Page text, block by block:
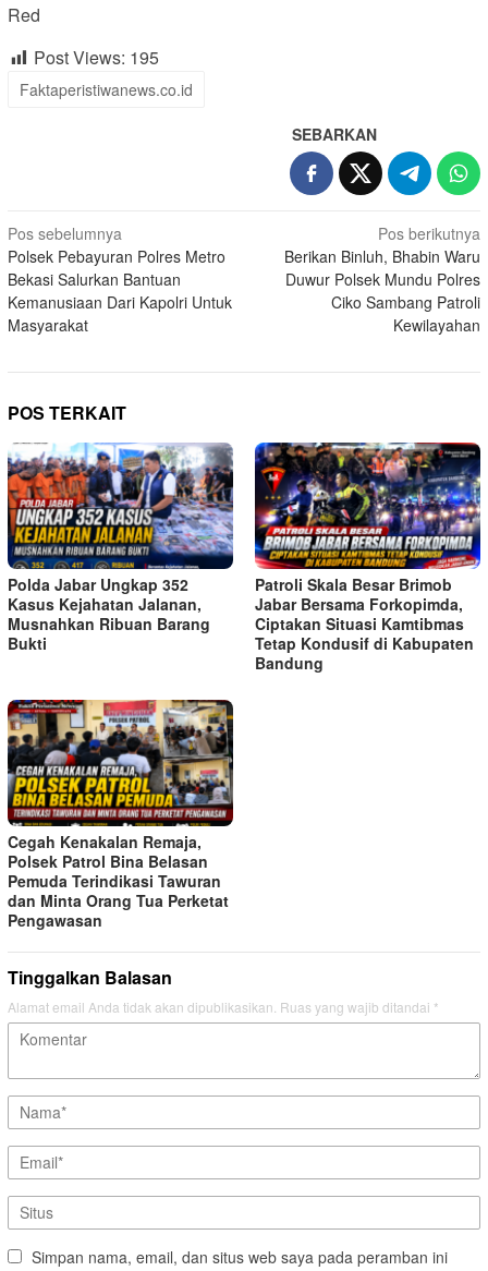
Red
Post Views: 195
Faktaperistiwanews.co.id
SEBARKAN
Navigasi
pos
Pos sebelumnya
Polsek Pebayuran Polres Metro
Bekasi Salurkan Bantuan
Kemanusiaan Dari Kapolri Untuk
Masyarakat
Pos berikutnya
Berikan Binluh, Bhabin Waru
Duwur Polsek Mundu Polres
Ciko Sambang Patroli
Kewilayahan
POS TERKAIT
Polda Jabar Ungkap 352
Kasus Kejahatan Jalanan,
Musnahkan Ribuan Barang
Bukti
Patroli Skala Besar Brimob
Jabar Bersama Forkopimda,
Ciptakan Situasi Kamtibmas
Tetap Kondusif di Kabupaten
Bandung
Cegah Kenakalan Remaja,
Polsek Patrol Bina Belasan
Pemuda Terindikasi Tawuran
dan Minta Orang Tua Perketat
Pengawasan
Tinggalkan Balasan
Alamat email Anda tidak akan dipublikasikan. Ruas yang wajib ditandai *
Simpan nama, email, dan situs web saya pada peramban ini